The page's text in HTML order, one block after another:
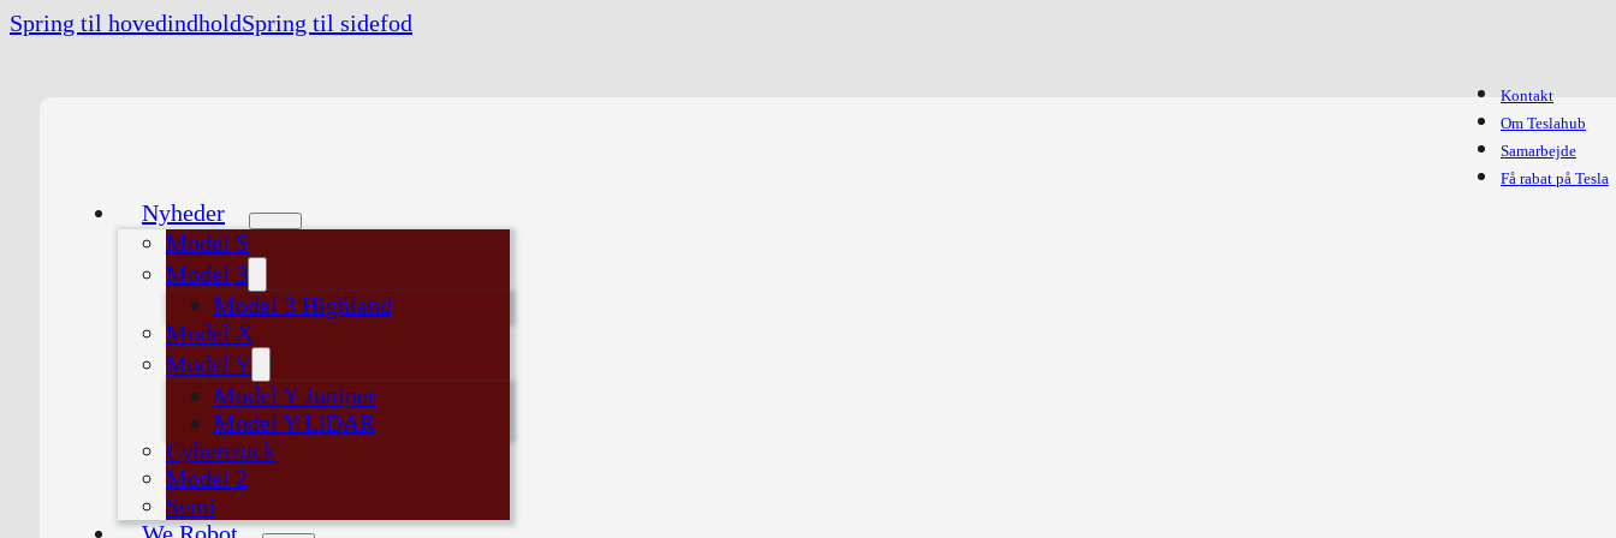
Spring til hovedindholdSpring til sidefod
Kontakt
Om Teslahub
Samarbejde
Få rabat på Tesla
Nyheder
Model S
Model 3
Model 3 Highland
Model X
Model Y
Model Y Juniper
Model Y LiDAR
Cybertruck
Model 2
Semi